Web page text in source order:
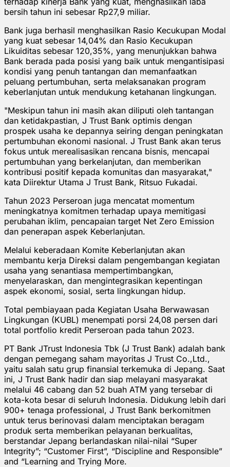
bersih tahun ini sebesar Rp27,9 miliar.
Bank juga berhasil menghasilkan Rasio Kecukupan Modal
yang kuat sebesar 14,04% dan Rasio Kecukupan
Likuiditas sebesar 120,35%, yang menunjukkan bahwa
Bank berada pada posisi yang baik untuk mengantisipasi
kondisi yang penuh tantangan dan memanfaatkan
peluang pertumbuhan, serta melaksanakan program
keberlanjutan untuk mendukung ketahanan lingkungan.
"Meskipun tahun ini masih akan diliputi oleh tantangan
dan ketidakpastian, J Trust Bank optimis dengan
prospek usaha ke depannya seiring dengan peningkatan
pertumbuhan ekonomi nasional. J Trust Bank akan terus
fokus untuk merealisasikan rencana bisnis, mencapai
pertumbuhan yang berkelanjutan, dan memberikan
kontribusi positif kepada komunitas dan masyarakat,"
kata Diirektur Utama J Trust Bank, Ritsuo Fukadai.
Tahun 2023 Perseroan juga mencatat momentum
meningkatnya komitmen terhadap upaya memitigasi
perubahan iklim, pencapaian target Net Zero Emission
dan penerapan aspek Keberlanjutan.
Melalui keberadaan Komite Keberlanjutan akan
membantu kerja Direksi dalam pengembangan kegiatan
usaha yang senantiasa mempertimbangkan,
menyelaraskan, dan mengintegrasikan kepentingan
aspek ekonomi, sosial, serta lingkungan hidup.
Total pembiayaan pada Kegiatan Usaha Berwawasan
Lingkungan (KUBL) menempati porsi 24,08 persen dari
total portfolio kredit Perseroan pada tahun 2023.
PT Bank JTrust Indonesia Tbk (J Trust Bank) adalah bank
dengan pemegang saham mayoritas J Trust Co.,Ltd.,
yaitu salah satu grup finansial terkemuka di Jepang. Saat
ini, J Trust Bank hadir dan siap melayani masyarakat
melalui 46 cabang dan 52 buah ATM yang tersebar di
kota-kota besar di seluruh Indonesia. Didukung lebih dari
900+ tenaga professional, J Trust Bank berkomitmen
untuk terus berinovasi dalam menciptakan beragam
produk serta memberikan pelayanan berkualitas,
berstandar Jepang berlandaskan nilai-nilai “Super
Integrity”; “Customer First”, “Discipline and Responsible”
and “Learning and Trying More.